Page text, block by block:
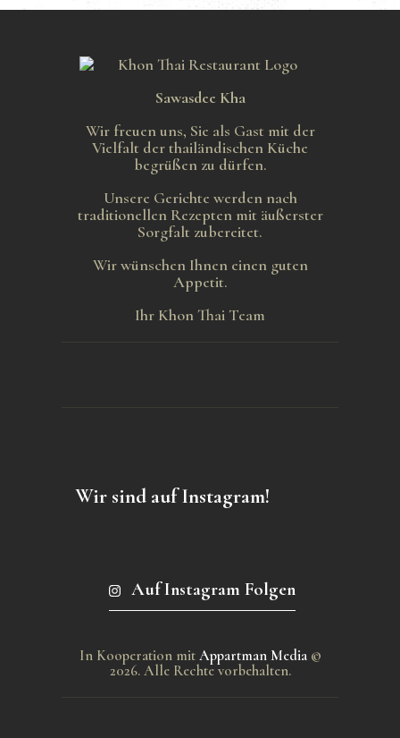
Sawasdee Kha
Wir freuen uns, Sie als Gast mit der
Vielfalt der thailändischen Küche
begrüßen zu dürfen.
Unsere Gerichte werden nach
traditionellen Rezepten mit äußerster
Sorgfalt zubereitet.
Wir wünschen Ihnen einen guten
Appetit.
Ihr Khon Thai Team
Wir sind auf Instagram!
Auf Instagram Folgen
In Kooperation mit Appartman Media©
2026. Alle Rechte vorbehalten.